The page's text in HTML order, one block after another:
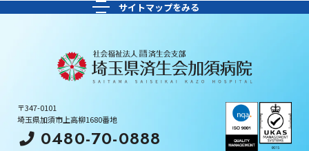
〒347-0101
埼玉県加須市上高柳1680番地
0480-70-0888